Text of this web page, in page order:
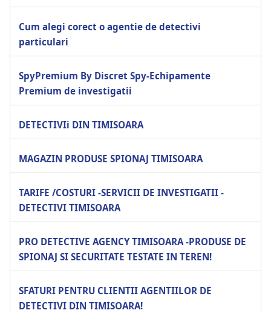
Cum alegi corect o agentie de detectivi
particulari
SpyPremium By Discret Spy-Echipamente
Premium de investigatii
DETECTIVIi DIN TIMISOARA
MAGAZIN PRODUSE SPIONAJ TIMISOARA
TARIFE /COSTURI -SERVICII DE INVESTIGATII -
DETECTIVI TIMISOARA
PRO DETECTIVE AGENCY TIMISOARA -PRODUSE DE
SPIONAJ SI SECURITATE TESTATE IN TEREN!
SFATURI PENTRU CLIENTII AGENTIILOR DE
DETECTIVI DIN TIMISOARA!